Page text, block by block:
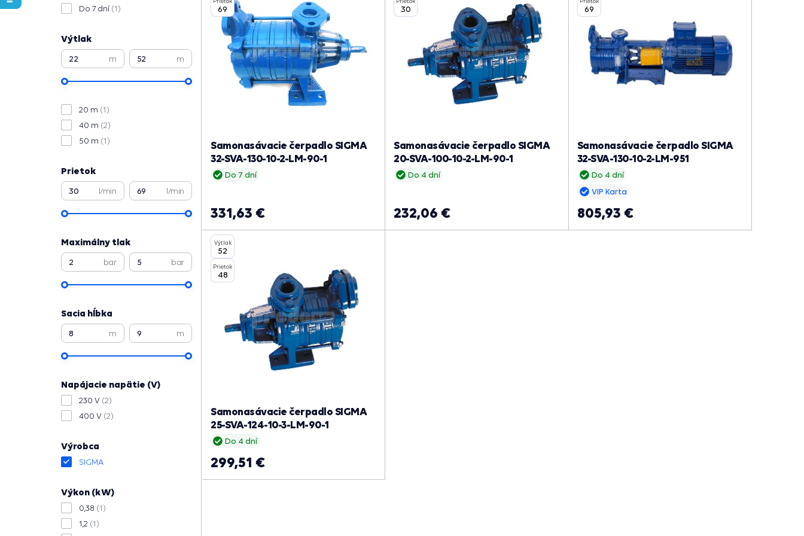
Do 7 dní (1)
Výtlak
m m
20 m (1)
40 m (2)
50 m (1)
Prietok
l/min l/min
Maximálny tlak
bar bar
Sacia hĺbka
m m
Napájacie napätie (V)
230 V (2)
400 V (2)
Výrobca
SIGMA
Výkon (kW)
0,38 (1)
1,2 (1)
69
Do 7 dní
Samonasávacie čerpadlo SIGMA
32-SVA-130-10-2-LM-90-1
331,63 €
30
Do 4 dní
Samonasávacie čerpadlo SIGMA
20-SVA-100-10-2-LM-90-1
232,06 €
69
Do 4 dní
Samonasávacie čerpadlo SIGMA
32-SVA-130-10-2-LM-951
VIP Karta
805,93 €
Výtlak
52
Prietok
48
Do 4 dní
Samonasávacie čerpadlo SIGMA
25-SVA-124-10-3-LM-90-1
299,51 €